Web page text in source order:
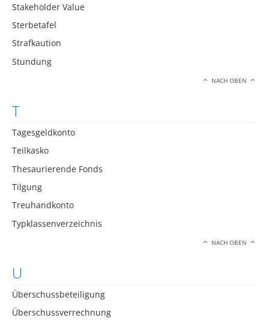
Stakeholder Value
Sterbetafel
Strafkaution
Stundung
NACH OBEN
T
Tagesgeldkonto
Teilkasko
Thesaurierende Fonds
Tilgung
Treuhandkonto
Typklassenverzeichnis
NACH OBEN
U
Überschussbeteiligung
Überschussverrechnung